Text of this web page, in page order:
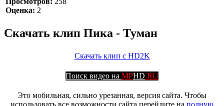
Оценка: 2
Скачать клип Пика - Туман
Скачать клип с HD2K
Поиск видео на MPHD.RU
Это мобильная, сильно урезанная, версия сайта. Чтобы